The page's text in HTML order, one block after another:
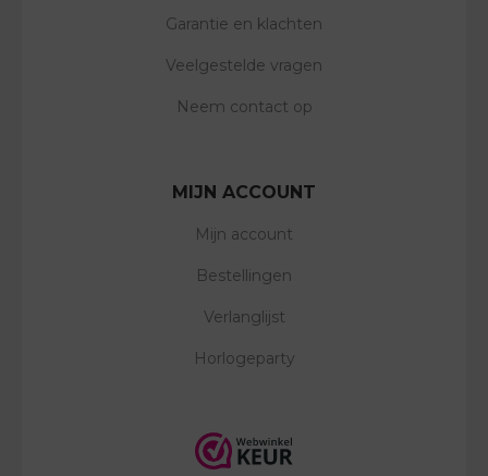
Garantie en klachten
Veelgestelde vragen
Neem contact op
MIJN ACCOUNT
Mijn account
Bestellingen
Verlanglijst
Horlogeparty